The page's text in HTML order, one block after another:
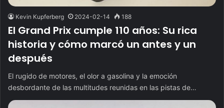
Kevin Kupferberg 2024-02-14 188
El Grand Prix cumple 110 años: Su rica
historia y cómo marcó un antes y un
después
El rugido de motores, el olor a gasolina y la emoción
desbordante de las multitudes reunidas en las pistas de…